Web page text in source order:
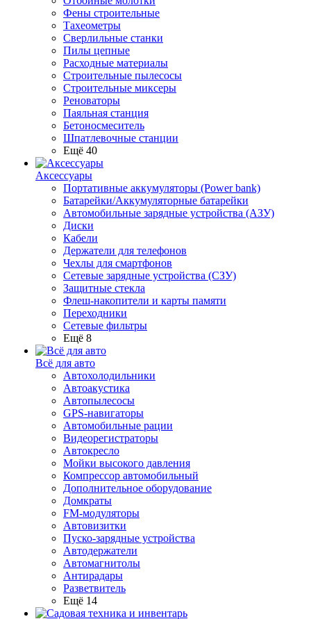
Фены строительные
Тахеометры
Сверлильные станки
Пилы цепные
Расходные материалы
Строительные пылесосы
Строительные миксеры
Реноваторы
Паяльная станция
Бетоносмеситель
Шпатлевочные станции
Ещё 40
Аксессуары
Портативные аккумуляторы (Power bank)
Батарейки/Аккумуляторные батарейки
Автомобильные зарядные устройства (АЗУ)
Диски
Кабели
Держатели для телефонов
Чехлы для смартфонов
Сетевые зарядные устройства (СЗУ)
Защитные стекла
Флеш-накопители и карты памяти
Переходники
Сетевые фильтры
Ещё 8
Всё для авто
Автохолодильники
Автоакустика
Автопылесосы
GPS-навигаторы
Автомобильные рации
Видеорегистраторы
Автокресло
Мойки высокого давления
Компрессор автомобильный
Дополнительное оборудование
Домкраты
FM-модуляторы
Автовизитки
Пуско-зарядные устройства
Автодержатели
Автомагнитолы
Антирадары
Разветвитель
Ещё 14